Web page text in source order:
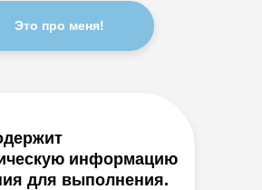
Это про меня!
информацию
для выполнения.